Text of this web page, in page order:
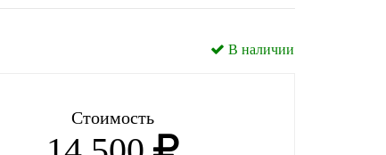
В наличии
Стоимость